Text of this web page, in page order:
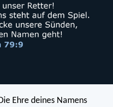
Ehre deines Namens